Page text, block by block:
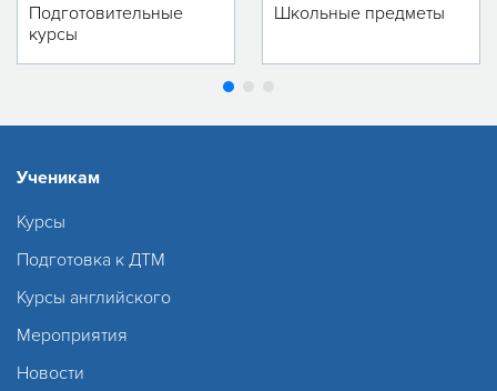
Подготовительные
курсы
Школьные предметы
Ученикам
Курсы
Подготовка к ДТМ
Курсы английского
Мероприятия
Новости